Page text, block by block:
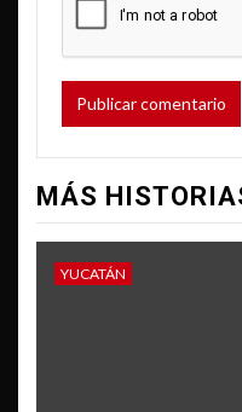
MÁS
YUCATÁN